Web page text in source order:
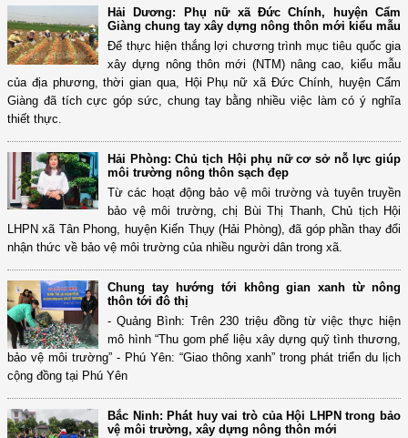
Hải Dương: Phụ nữ xã Đức Chính, huyện Cẩm
Giàng chung tay xây dựng nông thôn mới kiểu mẫu
Để thực hiện thắng lợi chương trình mục tiêu quốc gia
xây dựng nông thôn mới (NTM) nâng cao, kiểu mẫu
của địa phương, thời gian qua, Hội Phụ nữ xã Đức Chính, huyện Cẩm
Giàng đã tích cực góp sức, chung tay bằng nhiều việc làm có ý nghĩa
thiết thực.
Hải Phòng: Chủ tịch Hội phụ nữ cơ sở nỗ lực giúp
môi trường nông thôn sạch đẹp
Từ các hoạt động bảo vệ môi trường và tuyên truyền
bảo vệ môi trường, chị Bùi Thị Thanh, Chủ tịch Hội
LHPN xã Tân Phong, huyện Kiến Thụy (Hải Phòng), đã góp phần thay đổi
nhận thức về bảo vệ môi trường của nhiều người dân trong xã.
Chung tay hướng tới không gian xanh từ nông
thôn tới đô thị
- Quảng Bình: Trên 230 triệu đồng từ việc thực hiện
mô hình “Thu gom phế liệu xây dựng quỹ tình thương,
bảo vệ môi trường” - Phú Yên: “Giao thông xanh” trong phát triển du lịch
cộng đồng tại Phú Yên
Bắc Ninh: Phát huy vai trò của Hội LHPN trong bảo
vệ môi trường, xây dựng nông thôn mới